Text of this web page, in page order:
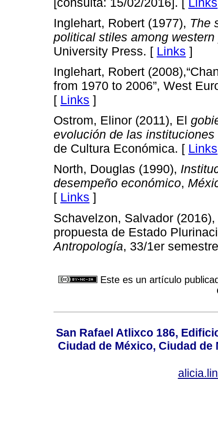
Inglehart, Robert (1977), The
political stiles among
University Press. [ Links ]
Inglehart, Robert
from 1970 to 2006”, West
[ Links ]
Ostrom, Elinor (2011), El
evolución de las
de Cultura Económica. [ Links
North, Douglas (1990),
desempeño económico,
[ Links ]
Schavelzon, Salvador
propuesta de Estado
Antropología, 33/1er
Este es un artículo
San Rafael Atlixco 186,
Ciudad de México, Ciudad de